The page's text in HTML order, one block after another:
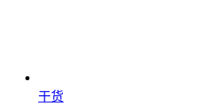
干货